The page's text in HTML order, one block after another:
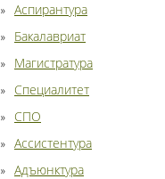
Аспирантура
Бакалавриат
Магистратура
Специалитет
СПО
Ассистентура
Адъюнктура